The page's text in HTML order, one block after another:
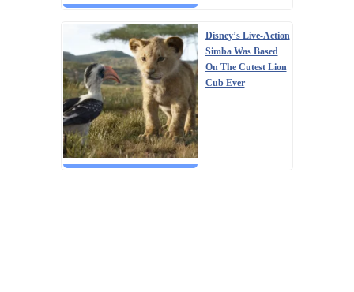
Disney’s Live-Action
Simba Was Based
On The Cutest Lion
Cub Ever